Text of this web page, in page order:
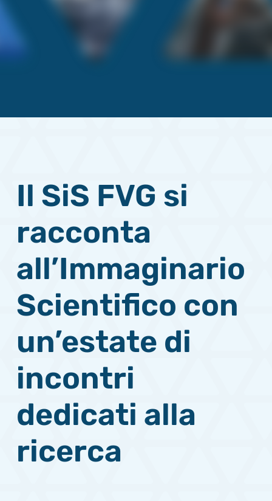
Il SiS FVG si
racconta
all’Immaginario
Scientifico con
un’estate di
incontri
dedicati alla
ricerca